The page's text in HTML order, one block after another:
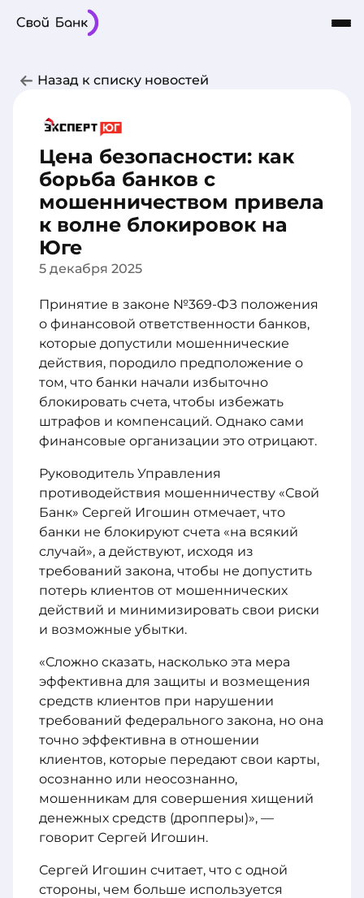
Частным лицам
Назад к списку новостей
Цена безопасности: как
борьба банков с
мошенничеством привела
к волне блокировок на
Юге
5 декабря 2025
Принятие в законе №369-ФЗ положения
о финансовой ответственности банков,
которые допустили мошеннические
действия, породило предположение о
том, что банки начали избыточно
блокировать счета, чтобы избежать
штрафов и компенсаций. Однако сами
финансовые организации это отрицают.
Руководитель Управления
противодействия мошенничеству «Свой
Банк» Сергей Игошин отмечает, что
банки не блокируют счета «на всякий
случай», а действуют, исходя из
требований закона, чтобы не допустить
потерь клиентов от мошеннических
действий и минимизировать свои риски
и возможные убытки.
«Сложно сказать, насколько эта мера
эффективна для защиты и возмещения
средств клиентов при нарушении
требований федерального закона, но она
точно эффективна в отношении
клиентов, которые передают свои карты,
осознанно или неосознанно,
мошенникам для совершения хищений
денежных средств (дропперы)», —
говорит Сергей Игошин.
Сергей Игошин считает, что с одной
стороны, чем больше используется